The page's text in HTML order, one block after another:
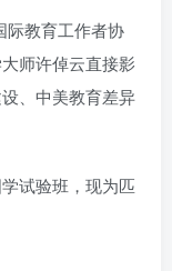
际教育工作者协
师许倬云直接影
、中美教育差异
试验班，现为匹